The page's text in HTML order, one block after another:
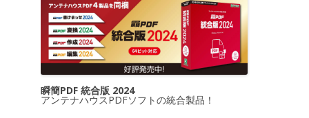
瞬簡PDF 統合版 2024
アンテナハウスPDFソフトの統合製品！